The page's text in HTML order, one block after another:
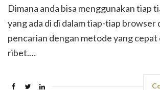
Dimana anda bisa menggunakan tiap
yang ada di di dalam tiap-tiap browser
pencarian dengan metode yang cepat
ribet.…